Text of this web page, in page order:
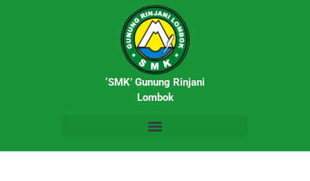
‘SMK’ Gunung Rinjani
Lombok